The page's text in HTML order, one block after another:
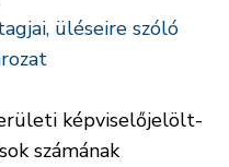
üléseire szóló
képviselőjelölt-
számának